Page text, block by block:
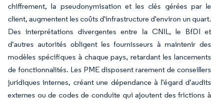
chiffrement, la pseudonymisation et les clés gérées par le
client, augmentent les coûts d'infrastructure d'environ un quart.
Des interprétations divergentes entre la CNIL, le BfDI et
d'autres autorités obligent les fournisseurs à maintenir des
modèles spécifiques à chaque pays, retardant les lancements
de fonctionnalités. Les PME disposent rarement de conseillers
juridiques internes, créant une dépendance à l'égard d'audits
externes ou de codes de conduite qui ajoutent des frictions à